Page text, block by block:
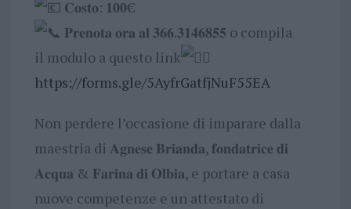
𝐂𝐨𝐬𝐭𝐨: 𝟏𝟎𝟎€
𝐏𝐫𝐞𝐧𝐨𝐭𝐚 𝐨𝐫𝐚 𝐚𝐥 𝟑𝟔𝟔.𝟑𝟏𝟒𝟔𝟖𝟓𝟓 o compila
il modulo a questo link
https://forms.gle/5AyfrGatfjNuF55EA
Non perdere l’occasione di imparare dalla
maestria di 𝐀𝐠𝐧𝐞𝐬𝐞 𝐁𝐫𝐢𝐚𝐧𝐝𝐚, 𝐟𝐨𝐧𝐝𝐚𝐭𝐫𝐢𝐜𝐞 𝐝𝐢
𝐀𝐜𝐪𝐮𝐚 & 𝐅𝐚𝐫𝐢𝐧𝐚 𝐝𝐢 𝐎𝐥𝐛𝐢𝐚, e portare a casa
nuove competenze e un attestato di